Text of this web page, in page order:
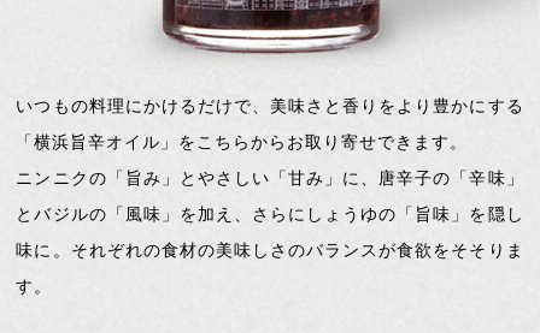
いつもの料理にかけるだけで、美味さと香りをより豊かにする
「横浜旨辛オイル」をこちらからお取り寄せできます。
ニンニクの「旨み」とやさしい「甘み」に、唐辛子の「辛味」
とバジルの「風味」を加え、さらにしょうゆの「旨味」を隠し
味に。それぞれの食材の美味しさのバランスが食欲をそそりま
す。